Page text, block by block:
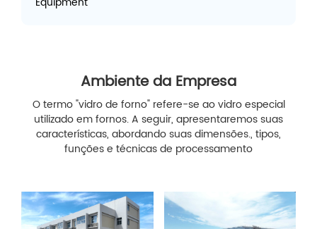
Ambiente da Empresa
O termo "vidro de forno" refere-se ao vidro especial
utilizado em fornos. A seguir, apresentaremos suas
características, abordando suas dimensões., tipos,
funções e técnicas de processamento